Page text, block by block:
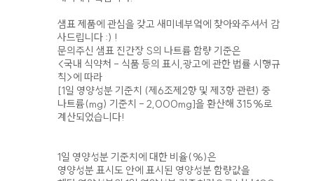
샘표 제품에 관심을 갖고 새미네부엌에 찾아와주셔서 감
사드립니다 :) !
문의주신 샘표 진간장 S의 나트륨 함량 기준은
<국내 식약처 - 식품 등의 표시,광고에 관한 법률 시행규
칙>에 따라
[1일 영양성분 기준치 (제6조제2항 및 제3항 관련) 중
나트륨(mg) 기준치 - 2,000mg]을 환산해 315%로
계산되었습니다!
1일 영양성분 기준치에 대한 비율(%)은
영양성분 표시도 안에 표시된 영양성분 함량값을